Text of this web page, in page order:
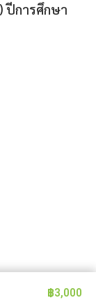
ปีการศึกษา
฿3,000